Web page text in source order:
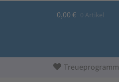
0,00 € 0 Artikel
Treueprogramm